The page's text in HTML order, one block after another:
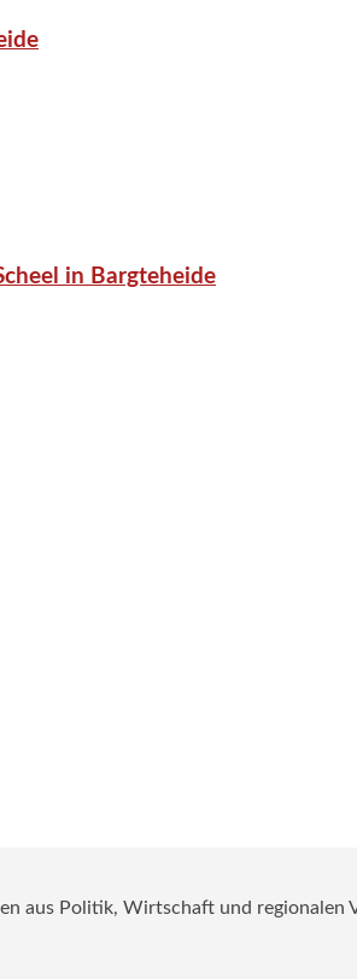
in Bargteheide
aus Politik, Wirtschaft und regionalen